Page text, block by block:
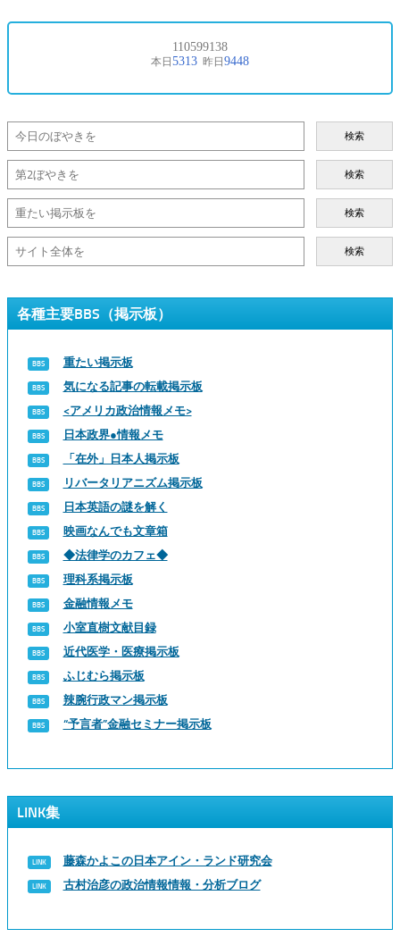
検索
検索
検索
検索
各種主要BBS（掲示板）
重たい掲示板
気になる記事の転載掲示板
<アメリカ政治情報メモ>
日本政界●情報メモ
「在外」日本人掲示板
リバータリアニズム掲示板
日本英語の謎を解く
映画なんでも文章箱
◆法律学のカフェ◆
理科系掲示板
金融情報メモ
小室直樹文献目録
近代医学・医療掲示板
ふじむら掲示板
辣腕行政マン掲示板
“予言者”金融セミナー掲示板
LINK集
藤森かよこの日本アイン・ランド研究会
古村治彦の政治情報情報・分析ブログ